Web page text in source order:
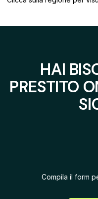
HAI
PRESTITO
Compila il form